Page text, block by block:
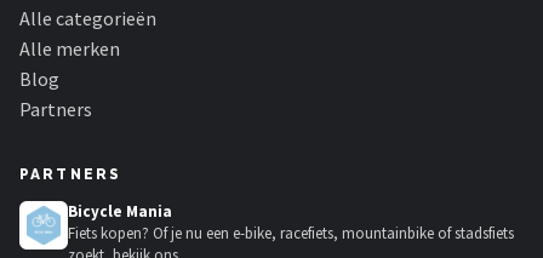
Alle categorieën
Alle merken
Blog
Partners
PARTNERS
Bicycle Mania
Fiets kopen? Of je nu een e-bike, racefiets, mountainbike of stadsfiets